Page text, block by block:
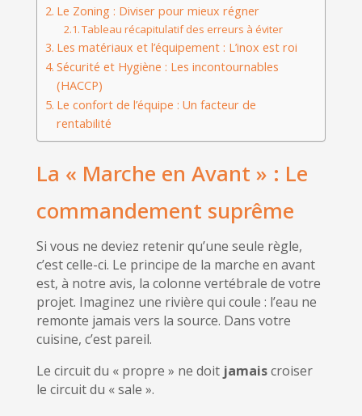
Le Zoning : Diviser pour mieux régner
Tableau récapitulatif des erreurs à éviter
Les matériaux et l’équipement : L’inox est roi
Sécurité et Hygiène : Les incontournables
(HACCP)
Le confort de l’équipe : Un facteur de
rentabilité
La « Marche en Avant » : Le
commandement suprême
Si vous ne deviez retenir qu’une seule règle,
c’est celle-ci. Le principe de la marche en avant
est, à notre avis, la colonne vertébrale de votre
projet. Imaginez une rivière qui coule : l’eau ne
remonte jamais vers la source. Dans votre
cuisine, c’est pareil.
Le circuit du « propre » ne doit jamaiscroiser
le circuit du « sale ».